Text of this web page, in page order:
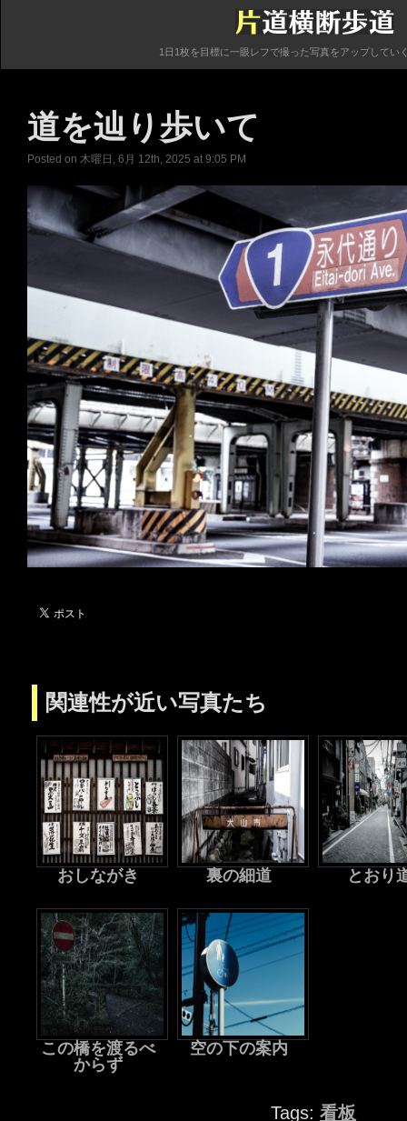
1日1枚を目標に一眼レフで撮った写真をアップしてい
道を辿り歩いて
Posted on 木曜日, 6月 12th, 2025 at 9:05 PM
関連性が近い写真たち
おしながき 裏の細道 とおり
この橋を渡るべ
からず
空の下の案内
Tags: 看板